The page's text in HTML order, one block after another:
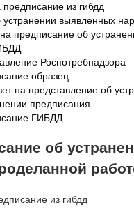
предписание из гибдд
выявленных
предписание об
Роспотребнадзора
образец
на представление об
предписания
ГИБДД
об